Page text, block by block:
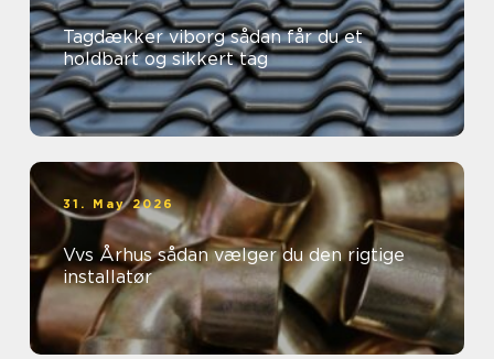
Tagdækker viborg sådan får du et
holdbart og sikkert tag
31. May 2026
Vvs Århus sådan vælger du den rigtige
installatør